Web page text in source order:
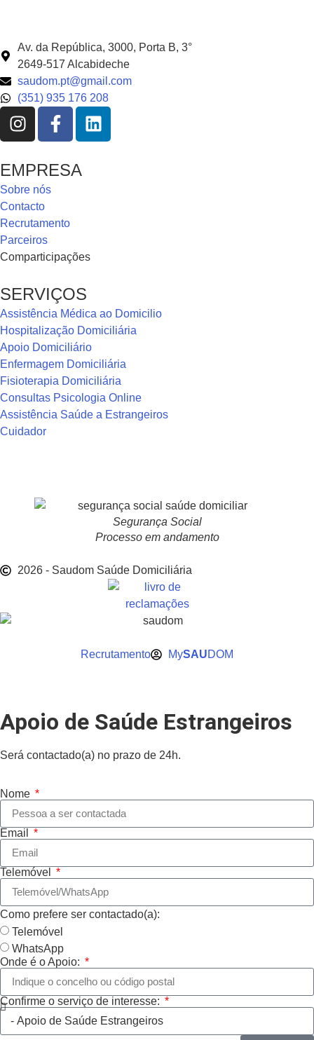
Av. da República, 3000, Porta B, 3°
2649-517 Alcabideche
saudom.pt@gmail.com
(351) 935 176 208
EMPRESA
Sobre nós
Contacto
Recrutamento
Parceiros
Comparticipações
SERVIÇOS
Assistência Médica ao Domicilio
Hospitalização Domiciliária
Apoio Domiciliário
Enfermagem Domiciliária
Fisioterapia Domiciliária
Consultas Psicologia Online
Assistência Saúde a Estrangeiros
Cuidador
Segurança Social
Processo em andamento
2026 - Saudom Saúde Domiciliária
Recrutamento MySAUDOM
Apoio de Saúde Estrangeiros
Será contactado(a) no prazo de 24h.
Nome
Email
Telemóvel
Como prefere ser contactado(a):
Telemóvel
WhatsApp
Onde é o Apoio:
Confirme o serviço de interesse: